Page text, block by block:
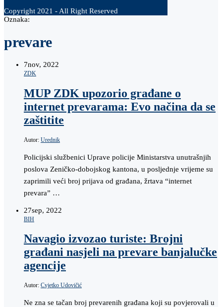
Copyright 2021 - All Right Reserved
Oznaka:
prevare
7nov, 2022
ZDK
MUP ZDK upozorio građane o
internet prevarama: Evo načina da se
zaštitite
Autor: Urednik
Policijski službenici Uprave policije Ministarstva unutrašnjih
poslova Zeničko-dobojskog kantona, u posljednje vrijeme su
zaprimili veći broj prijava od građana, žrtava “internet
prevara” …
27sep, 2022
BIH
Navagio izvozao turiste: Brojni
građani nasjeli na prevare banjalučke
agencije
Autor: Cvjetko Udovičić
Ne zna se tačan broj prevarenih građana koji su povjerovali u